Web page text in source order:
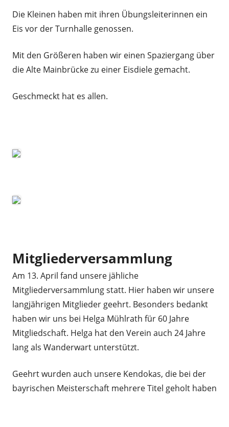
Die Kleinen haben mit ihren Übungsleiterinnen ein
Eis vor der Turnhalle genossen.
Mit den Größeren haben wir einen Spaziergang über
die Alte Mainbrücke zu einer Eisdiele gemacht.
Geschmeckt hat es allen.
Mitgliederversammlung
Am 13. April fand unsere jähliche
Mitgliederversammlung statt. Hier haben wir unsere
langjährigen Mitglieder geehrt. Besonders bedankt
haben wir uns bei Helga Mühlrath für 60 Jahre
Mitgliedschaft. Helga hat den Verein auch 24 Jahre
lang als Wanderwart unterstützt.
Geehrt wurden auch unsere Kendokas, die bei der
bayrischen Meisterschaft mehrere Titel geholt haben